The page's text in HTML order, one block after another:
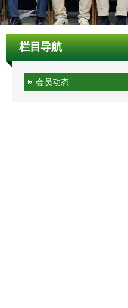
栏目导航
会员动态